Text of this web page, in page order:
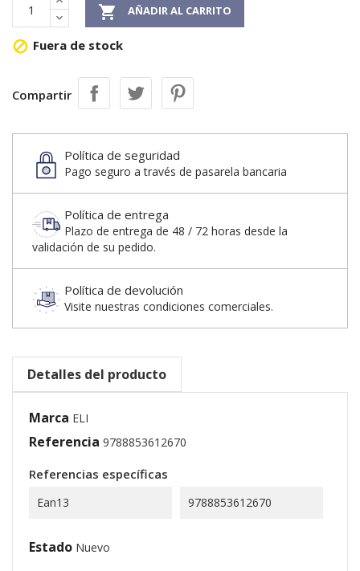
 AÑADIR AL CARRITO
 Fuera de stock
Compartir
Política de seguridad
Pago seguro a través de pasarela bancaria
Política de entrega
Plazo de entrega de 48 / 72 horas desde la
validación de su pedido.
Política de devolución
Visite nuestras condiciones comerciales.
Detalles del producto
Marca ELI
Referencia 9788853612670
Referencias específicas
Ean13 9788853612670
Estado Nuevo